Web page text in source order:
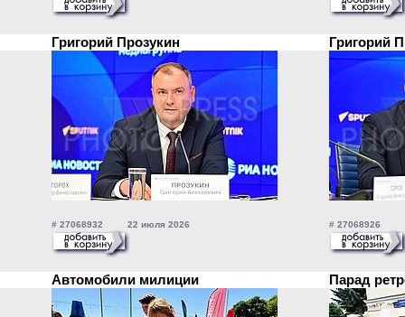
Григорий Прозукин Григорий
# 27068932 22 июля 2026 # 27068926
Автомобили милиции Парад